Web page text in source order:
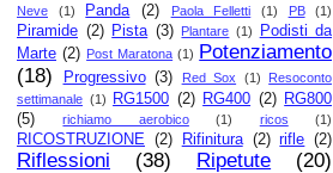
Neve (1) Panda (2) Paola Felletti (1) PB (1)
Piramide (2) Pista (3) Plantare (1)
Podisti da
Marte (2) Post Maratona (1) Potenziamento
(18)
Progressivo (3) Red Sox (1)
Resoconto
settimanale (1) RG1500 (2) RG400 (2) RG800
(5)
richiamo aerobico (1) ricos (1)
RICOSTRUZIONE (2) Rifinitura (2) rifle (2)
Riflessioni (38) Ripetute (20)